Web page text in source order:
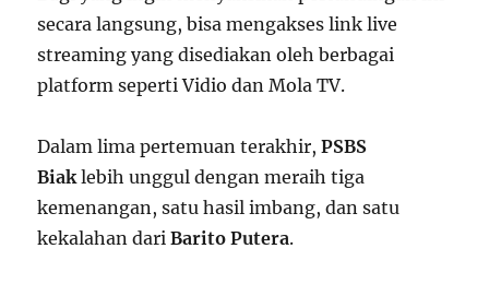
secara langsung, bisa mengakses link live
streaming yang disediakan oleh berbagai
platform seperti Vidio dan Mola TV.
Dalam lima pertemuan terakhir,PSBS
Biak lebih unggul dengan meraih tiga
kemenangan, satu hasil imbang, dan satu
kekalahan dariBarito Putera.